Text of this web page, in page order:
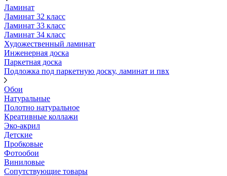
Ламинат
Ламинат 32 класс
Ламинат 33 класс
Ламинат 34 класс
Художественный ламинат
Инженерная доска
Паркетная доска
Подложка под паркетную доску, ламинат и пвх
Обои
Натуральные
Полотно натуральное
Креативные коллажи
Эко-акрил
Детские
Пробковые
Фотообои
Виниловые
Сопутствующие товары